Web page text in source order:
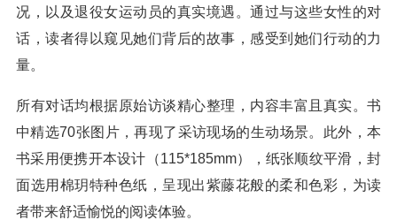
况，以及退役女运动员的真实境遇。通过与这些女性的对
话，读者得以窥见她们背后的故事，感受到她们行动的力
量。
所有对话均根据原始访谈精心整理，内容丰富且真实。书
中精选70张图片，再现了采访现场的生动场景。此外，本
书采用便携开本设计（115*185mm），纸张顺纹平滑，封
面选用棉玥特种色纸，呈现出紫藤花般的柔和色彩，为读
者带来舒适愉悦的阅读体验。